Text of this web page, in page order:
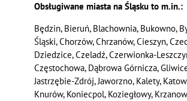
Obsługiwane miasta na Śląsku to m.in.:
Będzin, Bieruń, Blachownia, Bukowno,
Śląski, Chorzów, Chrzanów, Cieszyn,
Dziedzice, Czeladź, Czerwionka-
Częstochowa, Dąbrowa Górnicza,
Jastrzębie-Zdrój, Jaworzno, Kalety,
Knurów, Koniecpol, Koziegłowy,